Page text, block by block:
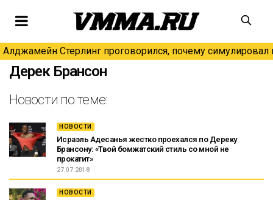
Алджамейн Стерлинг проговорился, почему симулировал
Дерек Брансон
Новости по теме:
НОВОСТИ
Исраэль Адесанья жестко проехался по Дереку
Брансону: «Твой бомжатский стиль со мной не
прокатит»
27.07.2018
НОВОСТИ